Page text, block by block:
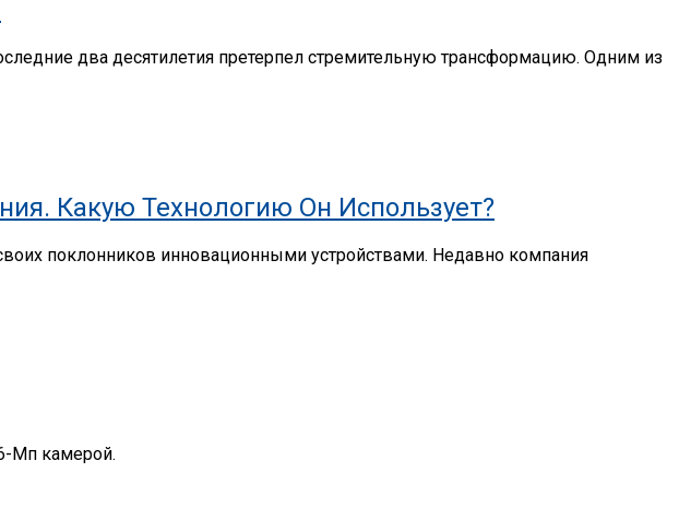
два десятилетия претерпел стремительную трансформацию. Одним из
Какую Технологию Он Использует?
поклонников инновационными устройствами. Недавно компания
Мп камерой.